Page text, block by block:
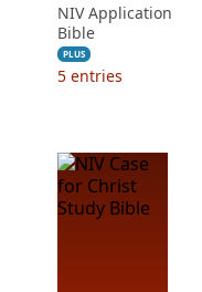
NIV Application
Bible
PLUS
5 entries